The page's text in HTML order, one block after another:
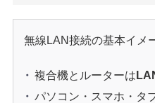
無線LAN接続の基本イメ
複合機とルーターは
パソコン・スマホ・タ